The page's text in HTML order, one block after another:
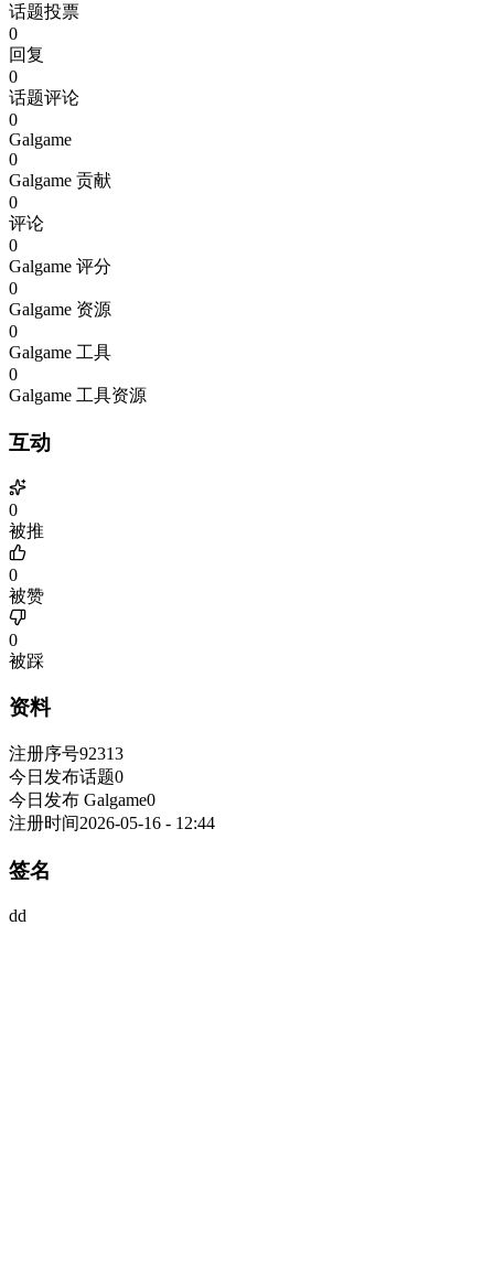
话题投票
0
回复
0
话题评论
0
Galgame
0
Galgame 贡献
0
评论
0
Galgame 评分
0
Galgame 资源
0
Galgame 工具
0
Galgame 工具资源
互动
0
被推
0
被赞
0
被踩
资料
注册序号92313
今日发布话题0
今日发布 Galgame0
注册时间2026-05-16 - 12:44
签名
dd